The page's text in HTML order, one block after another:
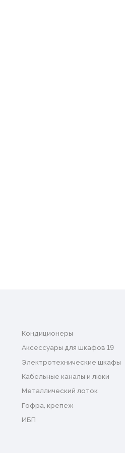
Кондиционеры
Аксессуары для шкафов 19
Электротехнические шкафы
Кабельные каналы и люки
Металлический лоток
Гофра, крепеж
ИБП